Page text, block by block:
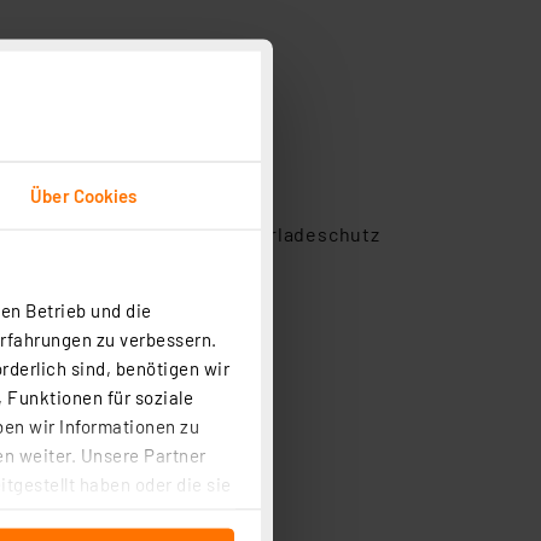
Über Cookies
Betrieb und die
zu verbessern.
sind, benötigen wir
Funktionen für soziale
wir Informationen zu
weiter. Unsere Partner
haben oder die sie
und Überladeschutz
Flüssigkeit